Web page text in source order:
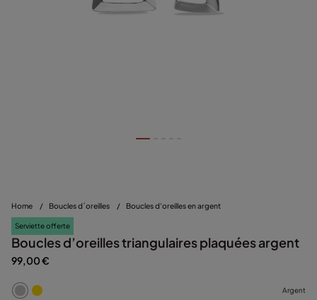
Home / Boucles d´oreilles / Boucles d'oreilles en argent
Serviette offerte
Boucles d’oreilles triangulaires plaquées argent
99,00 €
Argent